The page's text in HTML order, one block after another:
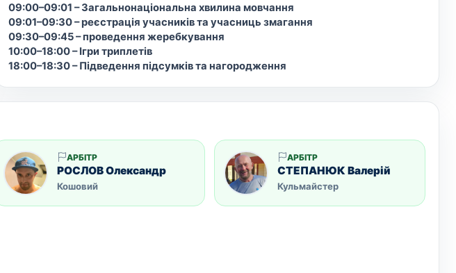
09:00–09:01 – Загальнонаціональна хвилина мовчання
09:01–09:30 – реєстрація учасників та учасниць змагання
09:30–09:45 – проведення жеребкування
10:00–18:00 – Ігри триплетів
18:00–18:30 – Підведення підсумків та нагородження
АРБІТР
РОСЛОВ Олександр
Кошовий
АРБІТР
СТЕПАНЮК Валерій
Кульмайстер